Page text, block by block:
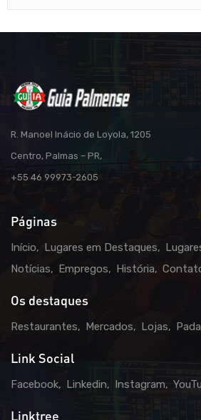
R. Manoel Inácio de Loyola, 1205
Centro, Palmas – PR,
+55 46 99973-2605
Páginas
Início Lugares em Destaques
Notícias
Empregos História
Os destaques
Restaurantes Mercados Lojas
Link Social
Facebook Linkedin Instagram
Linktree